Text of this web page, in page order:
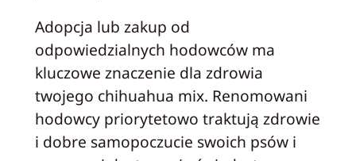
Adopcja lub zakup od
odpowiedzialnych hodowców ma
kluczowe znaczenie dla zdrowia
twojego chihuahua mix. Renomowani
hodowcy priorytetowo traktują zdrowie
i dobre samopoczucie swoich psów i